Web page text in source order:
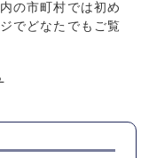
の市町村では初め
でどなたでもご覧